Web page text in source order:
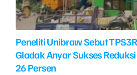
Peneliti Unibraw Sebut
Gladak Anyar Sukses
26 Persen